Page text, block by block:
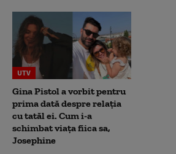
UTV
Gina Pistol a vorbit pentru
prima dată despre relația
cu tatăl ei. Cum i-a
schimbat viața fiica sa,
Josephine